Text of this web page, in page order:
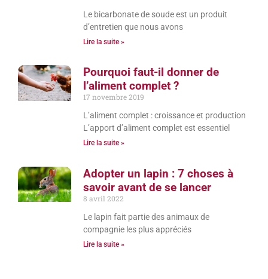
Le bicarbonate de soude est un produit
d’entretien que nous avons
Lire la suite »
Pourquoi faut-il donner de
l’aliment complet ?
17 novembre 2019
L’aliment complet : croissance et production
L’apport d’aliment complet est essentiel
Lire la suite »
Adopter un lapin : 7 choses à
savoir avant de se lancer
8 avril 2022
Le lapin fait partie des animaux de
compagnie les plus appréciés
Lire la suite »